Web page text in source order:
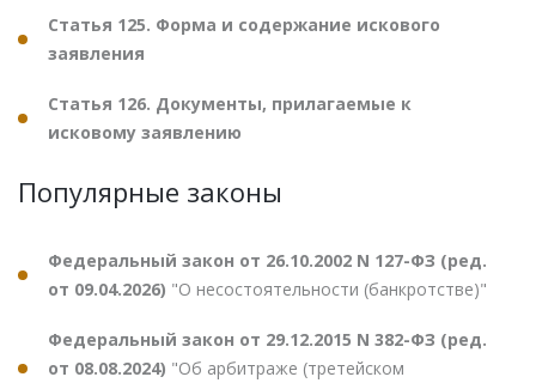
Статья 125. Форма и содержание искового
заявления
Статья 126. Документы, прилагаемые к
исковому заявлению
Популярные законы
Федеральный закон от 26.10.2002 N 127-ФЗ (ред.
от 09.04.2026) "О несостоятельности (банкротстве)"
Федеральный закон от 29.12.2015 N 382-ФЗ (ред.
от 08.08.2024) "Об арбитраже (третейском